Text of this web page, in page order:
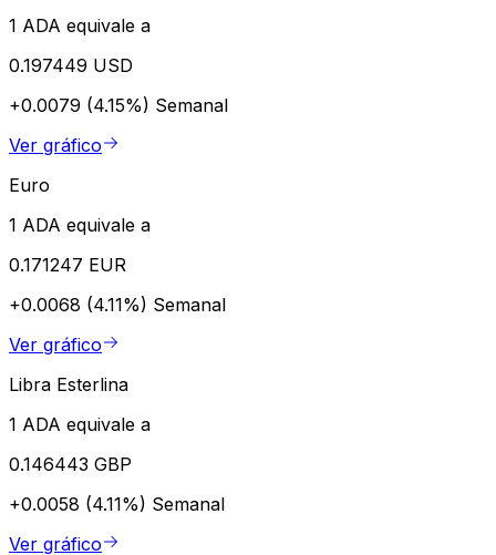
1 ADA equivale a
0.197449 USD
+0.0079 (4.15%) Semanal
Ver gráfico
Euro
1 ADA equivale a
0.171247 EUR
+0.0068 (4.11%) Semanal
Ver gráfico
Libra Esterlina
1 ADA equivale a
0.146443 GBP
+0.0058 (4.11%) Semanal
Ver gráfico